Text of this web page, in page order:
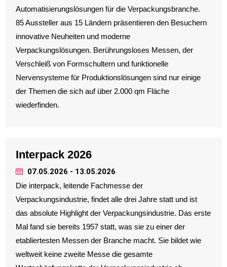
Automatisierungslösungen für die Verpackungsbranche.
85 Aussteller aus 15 Ländern präsentieren den Besuchern
innovative Neuheiten und moderne
Verpackungslösungen. Berührungsloses Messen, der
Verschleiß von Formschultern und funktionelle
Nervensysteme für Produktionslösungen sind nur einige
der Themen die sich auf über 2.000 qm Fläche
wiederfinden.
Interpack 2026
07.05.2026 - 13.05.2026
Die interpack, leitende Fachmesse der
Verpackungsindustrie, findet alle drei Jahre statt und ist
das absolute Highlight der Verpackungsindustrie. Das erste
Mal fand sie bereits 1957 statt, was sie zu einer der
etabliertesten Messen der Branche macht. Sie bildet wie
weltweit keine zweite Messe die gesamte